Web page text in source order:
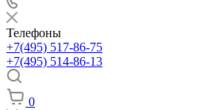
Телефоны
+7(495) 517-86-75
+7(495) 514-86-13
0